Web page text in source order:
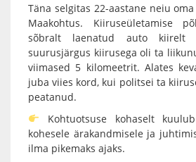
Täna selgitas 22-aastane neiu
Maakohtus. Kiiruseületamise
sõbralt laenatud auto kiirelt
suurusjärgus kiirusega oli ta
viimased 5 kilomeetrit. Alates
juba viies kord, kui politsei ta
peatanud.
Kohtuotsuse kohaselt
kohesele ärakandmisele ja
ilma pikemaks ajaks.